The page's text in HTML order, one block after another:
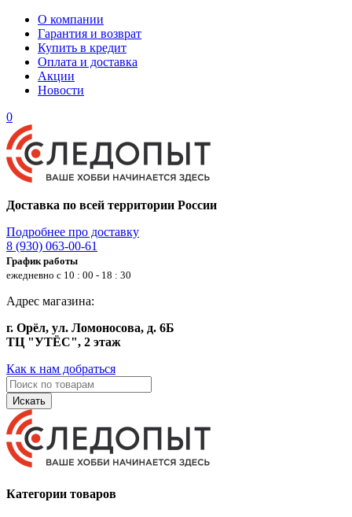
О компании
Гарантия и возврат
Купить в кредит
Оплата и доставка
Акции
Новости
0
Доставка по всей территории России
Подробнее про доставку
8 (930) 063-00-61
График работы
ежедневно с 10 : 00 - 18 : 30
Адрес магазина:
г. Орёл, ул. Ломоносова, д. 6Б
ТЦ "УТЁС", 2 этаж
Как к нам добраться
Искать
Категории товаров